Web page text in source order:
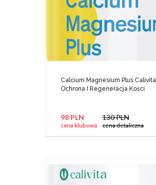
Calcium Magnesium Plus Calivita,
Ochrona I Regeneracja Kości
98 PLN
cena klubowa
130 PLN
cena detaliczna